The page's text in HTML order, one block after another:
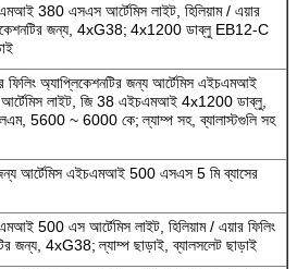
380 এসএস আর্টেমিস লাইট, হিলিয়াম / এয়ার
জন্য, 4xG38; 4x1200 ডাব্লু EB12-C
ফিলিং অ্যাপ্লিকেশনটির জন্য আর্টেমিস এইচএমআই
লাইট, জি 38 এইচএমআই 4x1200 ডাব্লু,
5600 ~ 6000 কে; ল্যাম্প সহ, ব্যালাস্টগুলি সহ
জন্য আর্টেমিস এইচএমআই 500 এসএস 5 মি ব্যাসের
500 এস আর্টেমিস লাইট, হিলিয়াম / এয়ার ফিলিং
জন্য, 4xG38; ল্যাম্প ছাড়াই, ব্যালসলেট ছাড়াই